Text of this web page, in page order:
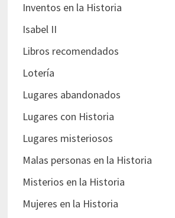
Inventos en la Historia
Isabel II
Libros recomendados
Lotería
Lugares abandonados
Lugares con Historia
Lugares misteriosos
Malas personas en la Historia
Misterios en la Historia
Mujeres en la Historia